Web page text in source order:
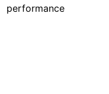
performance